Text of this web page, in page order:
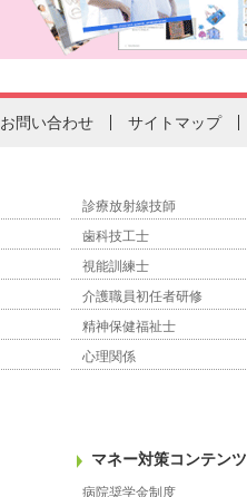
お問い合わせ サイトマップ
診療放射線技師
歯科技工士
視能訓練士
介護職員初任者研修
精神保健福祉士
心理関係
マネー対策コンテンツ
病院奨学金制度